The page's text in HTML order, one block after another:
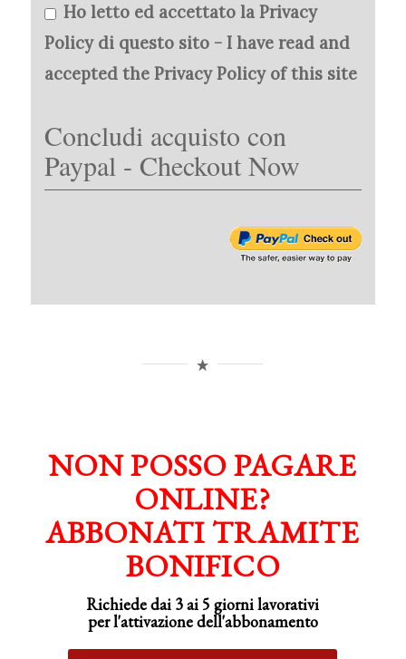
Ho letto ed accettato la Privacy
Policy di questo sito - I have read and
accepted the Privacy Policy of this site
Concludi acquisto con
Paypal - Checkout Now
NON POSSO PAGARE
ONLINE?
ABBONATI TRAMITE
BONIFICO
Richiede dai 3 ai 5 giorni lavorativi
perl'attivazionedell'abbonamento